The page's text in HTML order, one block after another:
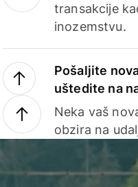
transakcije
inozemstvu.
Pošaljite
uštedite na
Neka vaš
obzira na